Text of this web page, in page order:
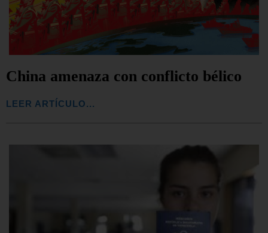
China amenaza con conflicto bélico
LEER ARTÍCULO...